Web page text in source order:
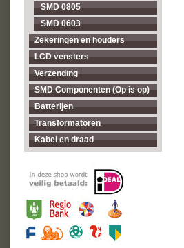
SMD 0805
SMD 0603
Zekeringen en houders
LCD vensters
Verzending
SMD Componenten (Op is op)
Batterijen
Transformatoren
Kabel en draad